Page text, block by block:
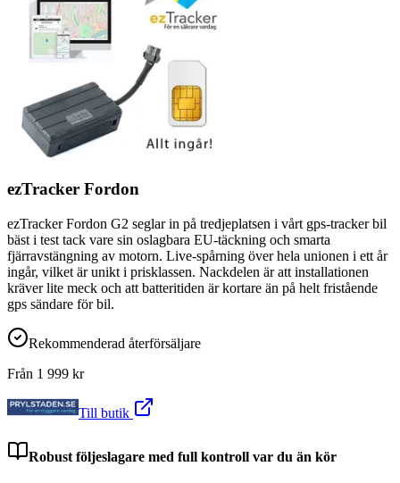
ezTracker Fordon
ezTracker Fordon G2 seglar in på tredjeplatsen i vårt gps-tracker bil
bäst i test tack vare sin oslagbara EU-täckning och smarta
fjärravstängning av motorn. Live-spårning över hela unionen i ett år
ingår, vilket är unikt i prisklassen. Nackdelen är att installationen
kräver lite meck och att batteritiden är kortare än på helt fristående
gps sändare för bil.
Rekommenderad återförsäljare
Från 1 999 kr
Till butik
Robust följeslagare med full kontroll var du än kör